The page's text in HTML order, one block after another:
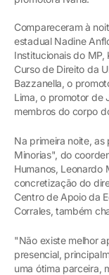
Compareceram à
estadual Nadine
Institucionais do
Curso de Direito da
Bazzanella, o
Lima, o promotor de
membros do corpo
Na primeira noite,
Minorias", do
Humanos, Leonardo
concretização do
Centro de Apoio da
Corrales, também
"Não existe melhor
presencial,
uma ótima parceira,